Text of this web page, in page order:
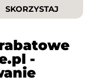
SKORZYSTAJ
-